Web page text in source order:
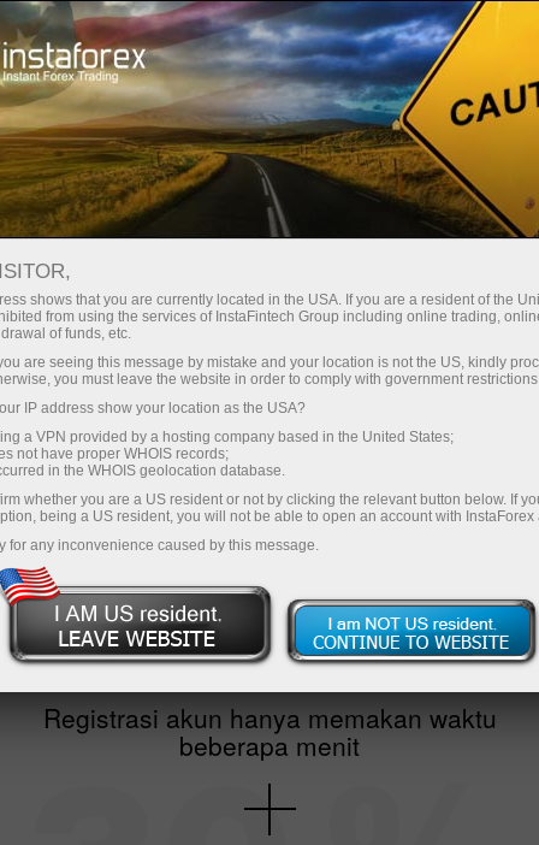
Untuk trader
Bagaimana cara
membuat akun live
untuk trading di Forex?
Akun live adalah cash deposit untuk trading
forex yang dibuka oleh spekulan di perusahaan
pialang. Untuk membuat akun ini, trader perlu
mengisi deposit untuk membuka posisi
long/short di Forex.
Registrasi akun hanya memakan waktu
beberapa menit
shows that you are currently located in the USA. If you are a resident of the
from using the services of InstaFintech Group including online trading,
of funds, etc.
are seeing this message by mistake and your location is not the US, kindly
you must leave the website in order to comply with government
IP address show your location as the USA?
a VPN provided by a hosting company based in the United States;
not have proper WHOIS records;
in the WHOIS geolocation database.
whether you are a US resident or not by clicking the relevant button below. If
being a US resident, you will not be able to open an account with InstaForex
for any inconvenience caused by this message.